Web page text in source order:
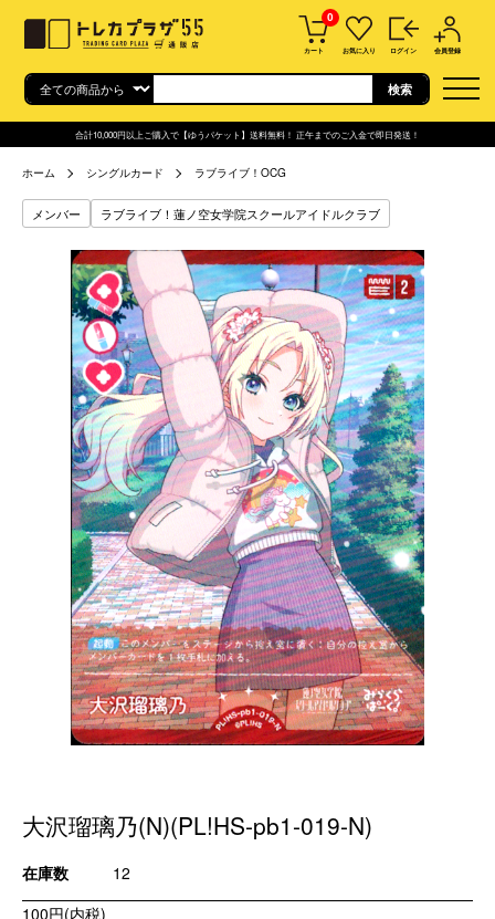
0
カート お気に入り ログイン 会員登録
合計10,000円以上ご購入で【ゆうパケット】送料無料！ 正午までのご入金で即日発送！
ホーム シングルカード ラブライブ！OCG
メンバー ラブライブ！蓮ノ空女学院スクールアイドルクラブ
大沢瑠璃乃(N)(PL!HS-pb1-019-N)
在庫数
12
100円(内税)